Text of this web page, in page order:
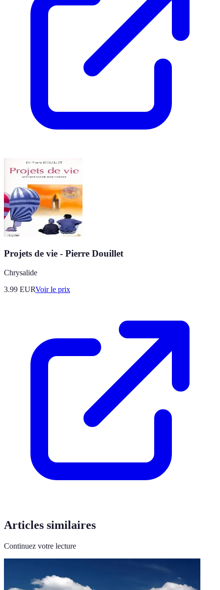
Projets de vie - Pierre Douillet
Chrysalide
3.99 EURVoir le prix
Articles similaires
Continuez votre lecture